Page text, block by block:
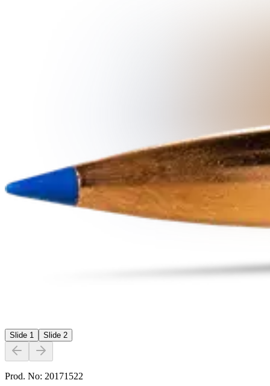
Slide 1 Slide 2
Prod. No: 20171522